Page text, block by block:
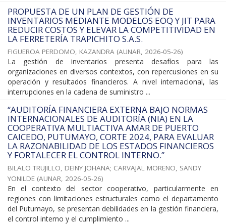
PROPUESTA DE UN PLAN DE GESTIÓN DE
INVENTARIOS MEDIANTE MODELOS EOQ Y JIT PARA
REDUCIR COSTOS Y ELEVAR LA COMPETITIVIDAD EN
LA FERRETERÍA TRAPICHITO S.A.S.
FIGUEROA PERDOMO, KAZANDRA (AUNAR, 2026-05-26)
La gestión de inventarios presenta desafíos para las
organizaciones en diversos contextos, con repercusiones en su
operación y resultados financieros. A nivel internacional, las
interrupciones en la cadena de suministro ...
“AUDITORÍA FINANCIERA EXTERNA BAJO NORMAS
INTERNACIONALES DE AUDITORÍA (NIA) EN LA
COOPERATIVA MULTIACTIVA AMAR DE PUERTO
CAICEDO, PUTUMAYO, CORTE 2024, PARA EVALUAR
LA RAZONABILIDAD DE LOS ESTADOS FINANCIEROS
Y FORTALECER EL CONTROL INTERNO.”
BILALO TRUJILLO, DEINY JOHANA; CARVAJAL MORENO, SANDY
YONILDE (AUNAR, 2026-05-26)
En el contexto del sector cooperativo, particularmente en
regiones con limitaciones estructurales como el departamento
del Putumayo, se presentan debilidades en la gestión financiera,
el control interno y el cumplimiento ...